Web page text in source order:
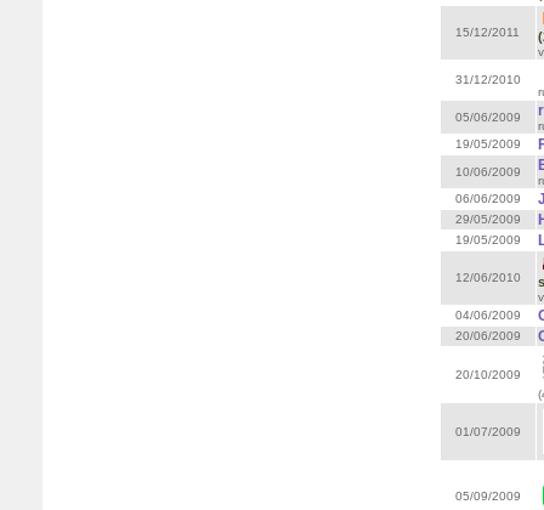
15/12/2011
31/12/2010
05/06/2009
19/05/2009
10/06/2009
06/06/2009
29/05/2009
19/05/2009
12/06/2010
04/06/2009
20/06/2009
20/10/2009
01/07/2009
05/09/2009